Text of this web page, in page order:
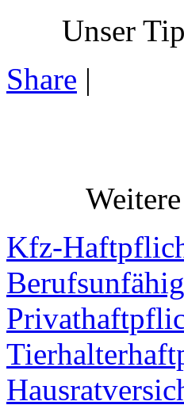
Unser
Share |
Weitere
Kfz-